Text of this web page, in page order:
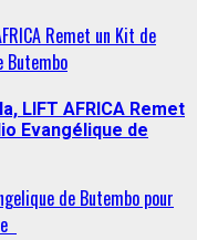
Remet un Kit de
Butembo
LIFT AFRICA Remet
Evangélique de
de Butembo pour